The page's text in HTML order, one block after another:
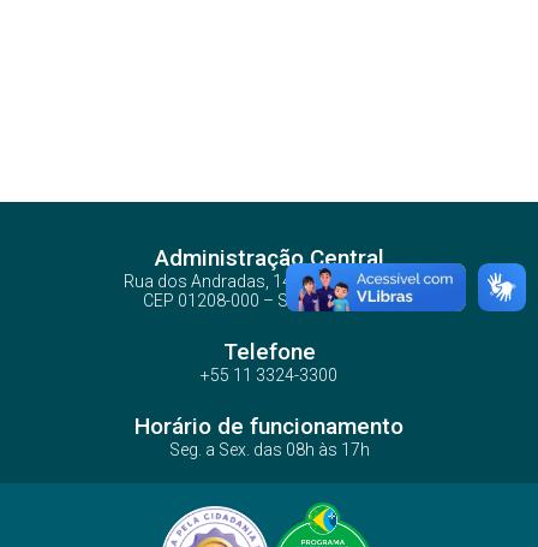
Administração Central
Rua dos Andradas, 140 - Santa Ifigênia
CEP 01208-000 – São Paulo – SP
Telefone
+55 11 3324-3300
Horário de funcionamento
Seg. a Sex. das 08h às 17h